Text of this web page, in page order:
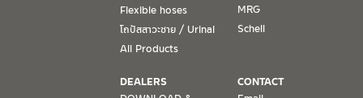
2. To be eligible for warranty claims, a product must be in
its proper working condition. If defects such as dents,
cracks, or impact breakage are evident, or its overall
Flexible hoses
โถปัสสาวะชาย / Urinal
All Products
MRG
Schell
DEALERS
CONTACT